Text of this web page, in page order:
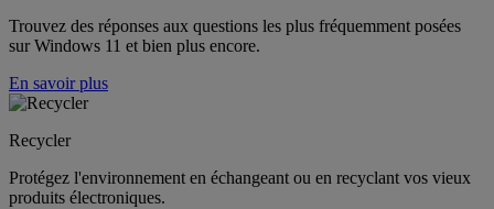
Trouvez des réponses aux questions les plus fréquemment posées
sur Windows 11 et bien plus encore.
En savoir plus
Recycler
Protégez l'environnement en échangeant ou en recyclant vos vieux
produits électroniques.